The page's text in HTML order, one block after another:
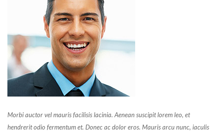
Morbi auctor vel mauris facilisis lacinia. Aenean suscipit lorem leo, et
hendrerit odio fermentum et. Donec ac dolor eros. Mauris arcu nunc, iaculis